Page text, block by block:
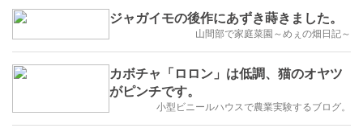
ジャガイモの後作にあずき蒔きました。
山間部で家庭菜園～めぇの畑日記～
カボチャ「ロロン」は低調、猫のオヤツ
がピンチです。
小型ビニールハウスで農業実験するブログ。